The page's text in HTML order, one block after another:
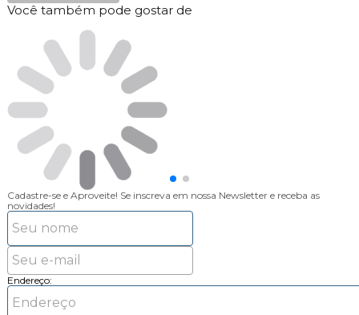
Você também pode gostar de
Cadastre-se e Aproveite! Se inscreva em nossa Newsletter e receba as
novidades!
Endereço: